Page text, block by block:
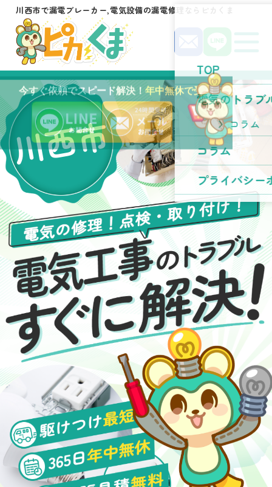
川西市で漏電ブレーカー,電気設備の漏電修理ならピカくま
TOP
電気のトラブ
コラム
コラム
プライバシー
川西市
今すぐ依頼でスピード解決！年中無休で受付中！